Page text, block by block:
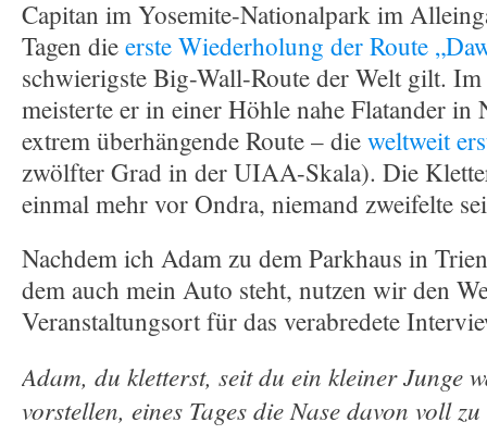
Capitan im Yosemite-Nationalpark im
Tagen dieerste Wiederholung der Route
schwierigste Big-Wall-Route der Welt gilt.
meisterte er in einer Höhle nahe Flatander in
extrem überhängende Route – dieweltweit
zwölfter Grad in der UIAA-Skala). Die
einmal mehr vor Ondra, niemand zweifelte
Nachdem ich Adam zu dem Parkhaus in
dem auch mein Auto steht, nutzen wir den
Veranstaltungsort für das verabredete
Adam, du kletterst, seit du ein kleiner Junge
vorstellen, eines Tages die Nase davon voll